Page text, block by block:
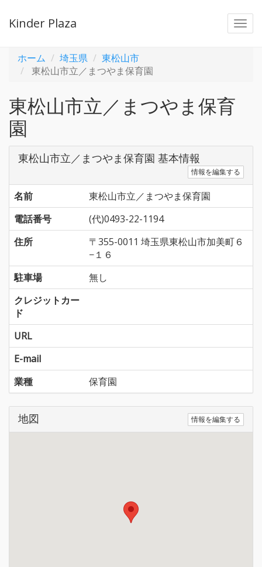
Kinder Plaza
ホーム 埼玉県
東松山市
東松山市立／まつやま保育園
東松山市立／まつやま保育
園
東松山市立／まつやま保育園 基本情報
情報を編集する
名前
東松山市立／まつやま保育園
電話番号
(代)0493-22-1194
住所
〒355-0011 埼玉県東松山市加美町６
−１６
駐車場
無し
クレジットカー
ド
URL
E-mail
業種
保育園
地図 情報を編集する